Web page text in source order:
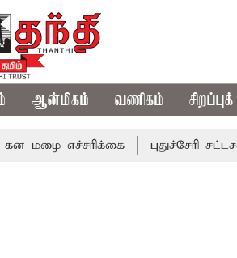
ஆன்மிகம் வணிகம்
எச்சரிக்கை புதுச்சேரி